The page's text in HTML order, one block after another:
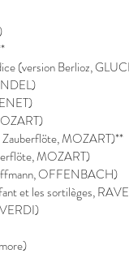
(version Berlioz,
MOZART)**
MOZART)
OFFENBACH)
et les sortilèges,
VERDI)